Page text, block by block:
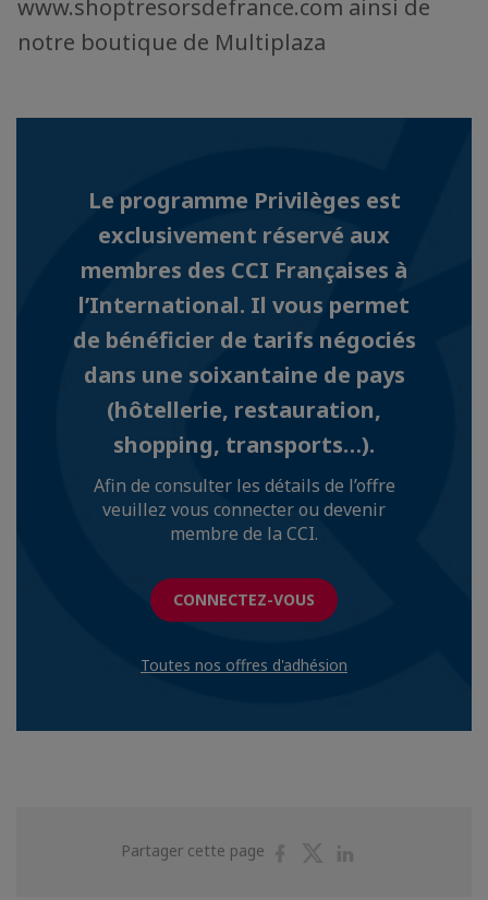
www.shoptresorsdefrance.com ainsi de
notre boutique de Multiplaza
Le programme Privilèges est
exclusivement réservé aux
membres des CCI Françaises à
l’International. Il vous permet
de bénéficier de tarifs négociés
dans une soixantaine de pays
(hôtellerie, restauration,
shopping, transports…).
Afin de consulter les détails de l’offre
veuillez vous connecter ou devenir
membre de la CCI.
CONNECTEZ-VOUS
Toutes nos offres d'adhésion
Partager cette page
PartagerPartager